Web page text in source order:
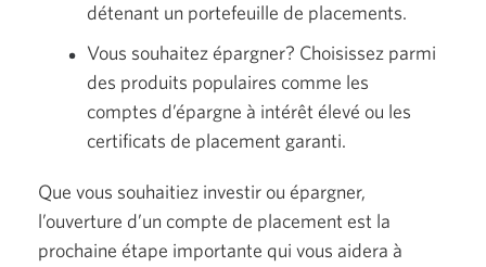
détenant un portefeuille de placements.
Vous souhaitez épargner? Choisissez parmi
des produits populaires comme les
comptes d’épargne à intérêt élevé ou les
certificats de placement garanti.
Que vous souhaitiez investir ou épargner,
l’ouverture d’un compte de placement est la
prochaine étape importante qui vous aidera à